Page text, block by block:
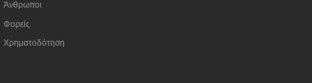
Άνθρωποι
Φορείς
Χρηματοδότηση